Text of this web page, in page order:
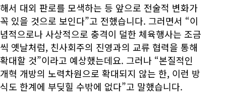
해서 대외 판로를 모색하는 등 앞으로 전술적 변화가
꼭 있을 것으로 보인다”고 전했습니다. 그러면서 “이
념적으로나 사상적으로 충격이 덜한 체육행사는 조금
씩 옛날처럼, 친사회주의 진영과의 교류 협력을 통해
확대할 것”이라고 예상했는데요. 그러나 “본질적인
개혁 개방의 노력차원으로 확대되지 않는 한, 이런 방
식도 한계에 부딪힐 수밖에 없다”고 말했습니다.